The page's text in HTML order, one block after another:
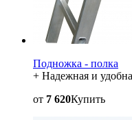
Подножка - полка
+ Надежная и
от 7 620Купить